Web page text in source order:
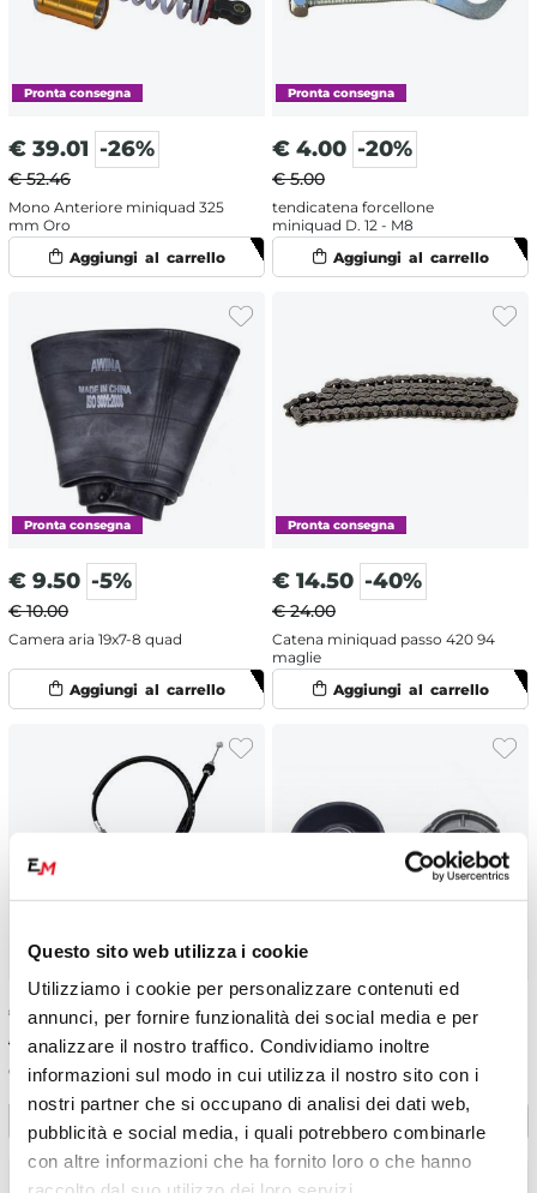
Questo sito web utilizza i cookie
Utilizziamo i cookie per personalizzare contenuti ed
annunci, per fornire funzionalità dei social media e per
analizzare il nostro traffico. Condividiamo inoltre
informazioni sul modo in cui utilizza il nostro sito con i
nostri partner che si occupano di analisi dei dati web,
pubblicità e social media, i quali potrebbero combinarle
con altre informazioni che ha fornito loro o che hanno
€ 39.01 -26%
€ 52.46
Mono Anteriore miniquad 325
mm Oro
€ 4.00 -20%
€ 5.00
tendicatena forcellone
miniquad D. 12 - M8
€ 9.50 -5%
€ 10.00
Camera aria 19x7-8 quad
€ 14.50 -40%
€ 24.00
Catena miniquad passo 420 94
maglie
€ 11.26 -25%
€ 15.01
Cavo gas miniquad 880 mm
€ 39.98 -13%
€ 45.99
Kit mozzo + ganascia destra